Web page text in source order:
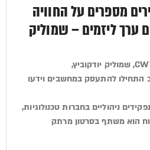
מספרים על החוויה
ערך ליזמים – שמוליק
להתעסק במחשבים וידעו
ניהוליים בחברות טכנולוגיות,
הוא משתף בסרטון מרתק